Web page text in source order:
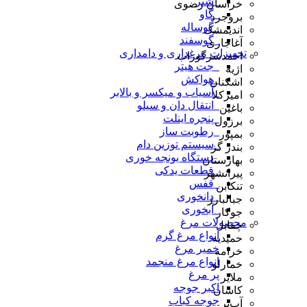
_گاو
_گوساله
_گوسفند
تجهیزات مرغداری و دامداری
_جت هیتر
_هواکش
_آسیاب و میکسر و بالابر
_انتقال دان و سیلو
_پنجره اینلت
_رطوبت ساز
_سیستم توزین دام
_دستگاه یونجه خوری
_قطعات یدکی
_قفس
_دانخوری
_آبخوری
محصولات مرغ
انواع مرغ گرم
خمیر مرغ
انواع مرغ منجمد
پر مرغ
اکبر جوجه
جوجه کباب
خراسان رضوی
بروجرد
اندیمشک
آغاجاری
احمدسرگوراب
اژیه
اشکنان
امیرکلا
باغین
برزول
بمپور
بندر گز
بهارستان
پیرانشهر
تنکابن
جبالبارز
جوکار
چقابل
حمیدیه
خرامه
خمارلو
ملایر
کاشان
آب‌بر